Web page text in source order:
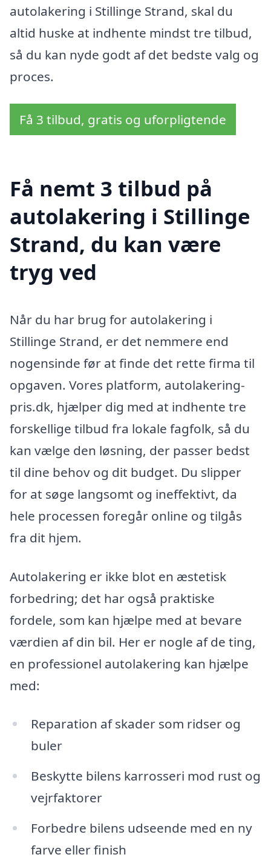
autolakering i Stillinge Strand, skal du
altid huske at indhente mindst tre tilbud,
så du kan nyde godt af det bedste valg og
proces.
Få 3 tilbud, gratis og uforpligtende
Få nemt 3 tilbud på
autolakering i Stillinge
Strand, du kan være
tryg ved
Når du har brug for autolakering i
Stillinge Strand, er det nemmere end
nogensinde før at finde det rette firma til
opgaven. Vores platform, autolakering-
pris.dk, hjælper dig med at indhente tre
forskellige tilbud fra lokale fagfolk, så du
kan vælge den løsning, der passer bedst
til dine behov og dit budget. Du slipper
for at søge langsomt og ineffektivt, da
hele processen foregår online og tilgås
fra dit hjem.
Autolakering er ikke blot en æstetisk
forbedring; det har også praktiske
fordele, som kan hjælpe med at bevare
værdien af din bil. Her er nogle af de ting,
en professionel autolakering kan hjælpe
med:
Reparation af skader som ridser og
buler
Beskytte bilens karrosseri mod rust og
vejrfaktorer
Forbedre bilens udseende med en ny
farve eller finish